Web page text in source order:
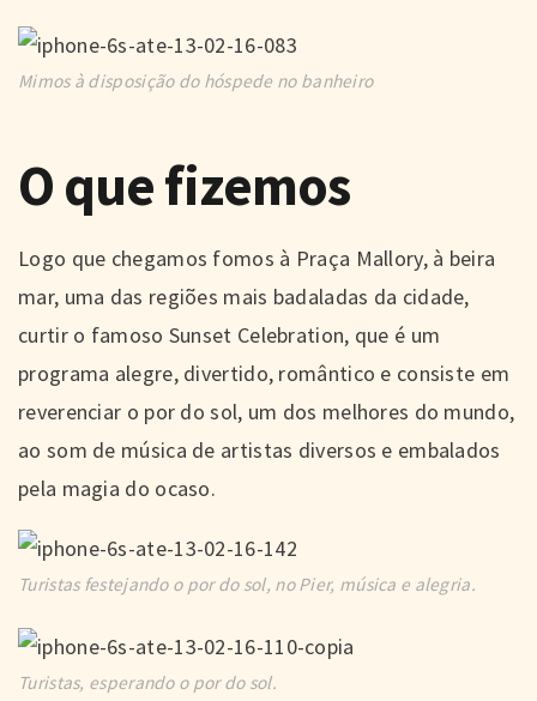
Mimos à disposição do hóspede no banheiro
O que fizemos
Logo que chegamos fomos à Praça Mallory, à beira
mar, uma das regiões mais badaladas da cidade,
curtir o famoso Sunset Celebration, que é um
programa alegre, divertido, romântico e consiste em
reverenciar o por do sol, um dos melhores do mundo,
ao som de música de artistas diversos e embalados
pela magia do ocaso.
Turistas festejando o por do sol, no Pier, música e alegria.
Turistas, esperando o por do sol.